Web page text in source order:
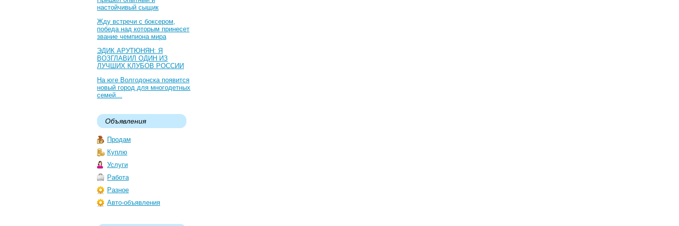
настойчивый сыщик
Жду встречи с боксером,
победа над которым принесет
звание чемпиона мира
ЭДИК АРУТЮНЯН: Я
ВОЗГЛАВИЛ ОДИН ИЗ
ЛУЧШИХ КЛУБОВ РОССИИ
На юге Волгодонска появится
новый город для многодетных
семей…
Объявления
Продам
Куплю
Услуги
Работа
Разное
Авто-объявления